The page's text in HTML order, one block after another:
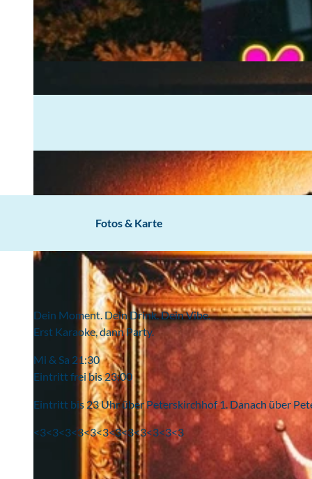
Fotos & Karte
Dein Moment. Dein Drink. Dein Vibe.
Erst Karaoke, dann Party.
Mi & Sa 21:30
Eintritt frei bis 23:00
Eintritt bis 23 Uhr über Peterskirchhof 1. Danach über
<3<3<3<3<3<3<3<3<3<3<3<3